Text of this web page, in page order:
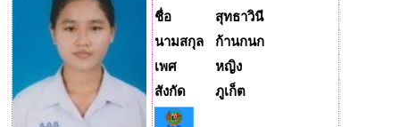
ชื่อ
สุทธาวินี
นามสกุล
ก้านกนก
เพศ
หญิง
สังกัด
ภูเก็ต